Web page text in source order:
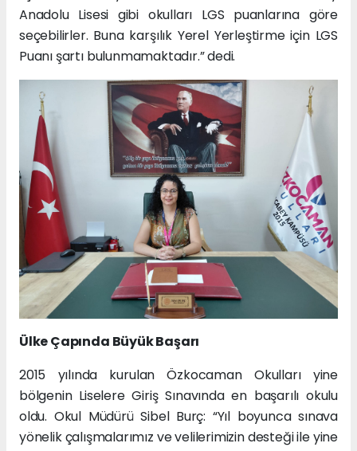
Anadolu Lisesi gibi okulları LGS puanlarına göre
seçebilirler. Buna karşılık Yerel Yerleştirme için LGS
Puanı şartı bulunmamaktadır.” dedi.
Ülke Çapında Büyük Başarı
2015 yılında kurulan Özkocaman Okulları yine
bölgenin Liselere Giriş Sınavında en başarılı okulu
oldu. Okul Müdürü Sibel Burç: “Yıl boyunca sınava
yönelik çalışmalarımız ve velilerimizin desteği ile yine